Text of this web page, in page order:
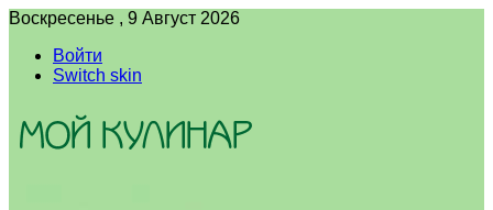
Воскресенье , 9 Август 2026
Войти
Switch skin